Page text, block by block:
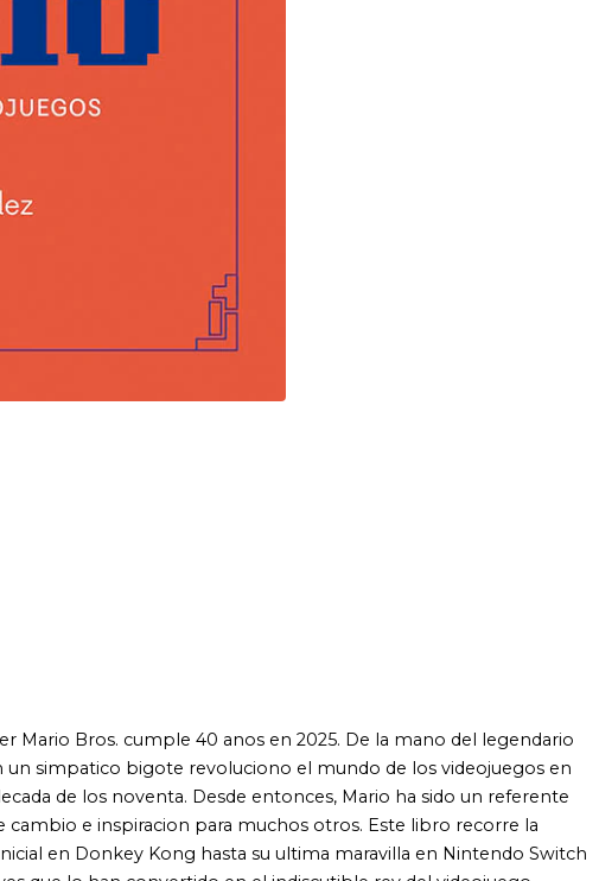
Desde entonces, Mario ha sido un referente
Kong hasta su ultima maravilla en Nintendo Switch
en el indiscutible rey del videojuego.